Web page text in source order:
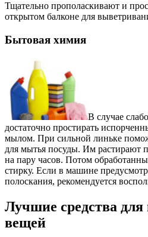
Тщательно прополаскивают и
открытом балконе для
Бытовая химия
В случае
достаточно простирать
мылом. При сильной линьке
для мытья посуды. Им растирают
на пару часов. Потом
стирку. Если в машине
полоскания, рекомендуется
Лучшие средства
вещей